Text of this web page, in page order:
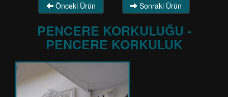
Önceki Ürün Sonraki Ürün
PENCERE KORKULUĞU -
PENCERE KORKULUK